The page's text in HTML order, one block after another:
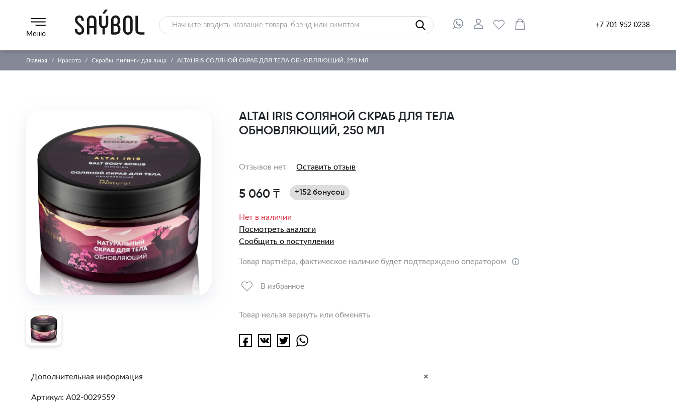
Меню
+7 701 952 0238
Главная Красота Скрабы, пилинги для лица ALTAI IRIS СОЛЯНОЙ СКРАБ ДЛЯ ТЕЛА ОБНОВЛЯЮЩИЙ, 250 МЛ
ALTAI IRIS СОЛЯНОЙ СКРАБ ДЛЯ ТЕЛА
ОБНОВЛЯЮЩИЙ, 250 МЛ
Отзывов нет Оставить отзыв
5 060 ₸ +152 бонусов
Нет в наличии
Посмотреть аналоги
Сообщить о поступлении
Товар партнёра, фактическое наличие будет подтверждено оператором
В избранное
Товар нельзя вернуть или обменять
Дополнительная информация +
Артикул: A02-0029559